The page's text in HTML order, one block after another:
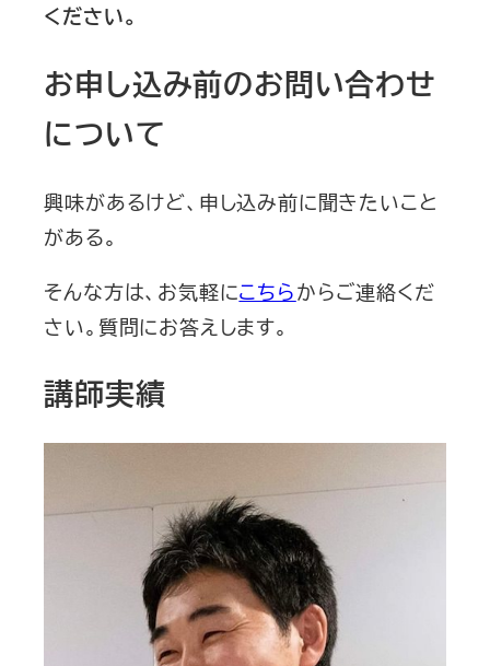
ください。
お申し込み前のお問い合わせ
について
興味があるけど、申し込み前に聞きたいこと
がある。
そんな方は、お気軽にこちらからご連絡くだ
さい。質問にお答えします。
講師実績